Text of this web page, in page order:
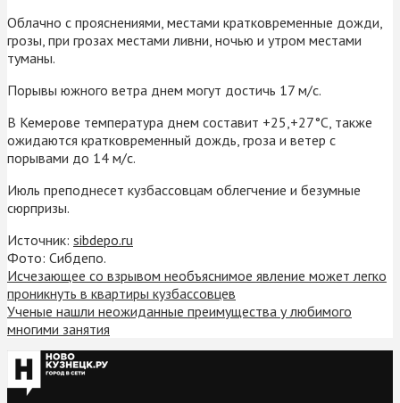
Облачно с прояснениями, местами кратковременные дожди,
грозы, при грозах местами ливни, ночью и утром местами
туманы.
Порывы южного ветра днем могут достичь 17 м/с.
В Кемерове температура днем составит +25,+27°С, также
ожидаются кратковременный дождь, гроза и ветер с
порывами до 14 м/с.
Июль преподнесет кузбассовцам облегчение и безумные
сюрпризы.
Источник: sibdepo.ru
Фото: Сибдепо.
Исчезающее со взрывом необъяснимое явление может легко
проникнуть в квартиры кузбассовцев
Ученые нашли неожиданные преимущества у любимого
многими занятия